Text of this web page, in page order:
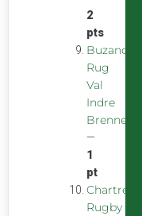
2
pts
Buzancais
Rug
Val
Indre
Brenne
—
1
pt
Chartreuse
Rugby